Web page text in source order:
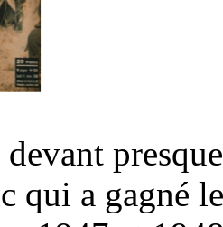
qui a gagné